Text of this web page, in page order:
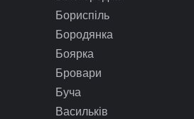
Бориспіль
Бородянка
Боярка
Бровари
Буча
Васильків